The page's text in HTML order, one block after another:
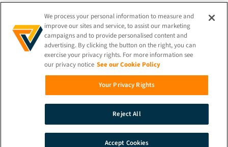
แปล
TH
เชื่อมต่ออยู่เสมอ!
We process your personal information to measure and
improve our sites and service, to assist our marketing
campaigns and to provide personalised content and
advertising. By clicking the button on the right, you can
exercise your privacy rights. For more information see
our privacy notice See our Cookie Policy
Your Privacy Rights
Reject All
Accept Cookies